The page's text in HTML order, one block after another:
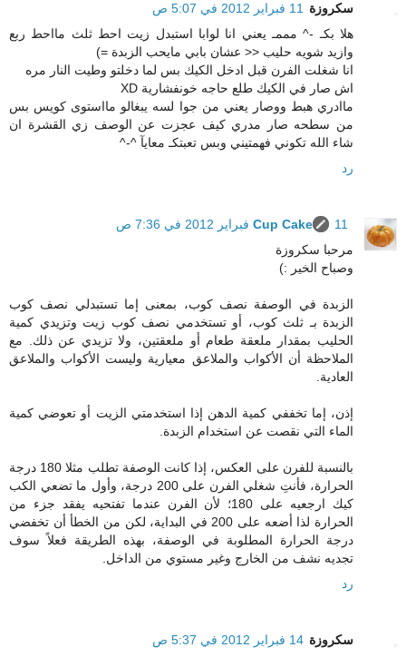
سكروزة 11 فبراير 2012 في 5:07 ص
هلا بكـ -^ مممـ يعني انا لوابا استبدل زيت احط ثلث مااحط ربع
وازيد شويه حليب << عشان بابي مايحب الزبدة =)
انا شغلت الفرن قبل ادخل الكيك بس لما دخلتو وطيت النار مره
اش صار في الكيك طلع حاجه خونفشارية XD
ماادري هبط ووصار يعني من جوا لسه يبغالو مااستوى كويس بس
من سطحه صار مدري كيف عجزت عن الوصف زي القشرة ان
شاء الله تكوني فهمتيني وبس تعبتكـ معايآ ^-^
رد
Cup Cake
11 فبراير 2012 في 7:36 ص
مرحبا سكروزة
وصباح الخير :)
الزبدة في الوصفة نصف كوب، بمعنى إما تستبدلي نصف كوب
الزبدة بـ ثلث كوب، أو تستخدمي نصف كوب زيت وتزيدي كمية
الحليب بمقدار ملعقة طعام أو ملعقتين، ولا تزيدي عن ذلك. مع
الملاحظة أن الأكواب والملاعق معيارية وليست الأكواب والملاعق
العادية.
إذن، إما تخففي كمية الدهن إذا استخدمتي الزيت أو تعوضي كمية
الماء التي نقصت عن استخدام الزبدة.
بالنسبة للفرن على العكس، إذا كانت الوصفة تطلب مثلا 180 درجة
الحرارة، فأنتِ شغلي الفرن على 200 درجة، وأول ما تضعي الكب
كيك ارجعيه على 180؛ لأن الفرن عندما تفتحيه يفقد جزء من
الحرارة لذا أضعه على 200 في البداية، لكن من الخطأ أن تخفضي
درجة الحرارة المطلوبة في الوصفة، بهذه الطريقة فعلاً سوف
تجديه نشف من الخارج وغير مستوي من الداخل.
رد
سكروزة 14 فبراير 2012 في 5:37 ص